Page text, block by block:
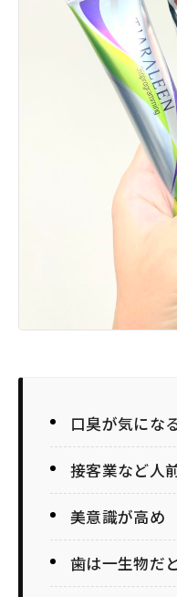
口臭が気にな
接客業など人
美意識が高め
歯は一生物だ